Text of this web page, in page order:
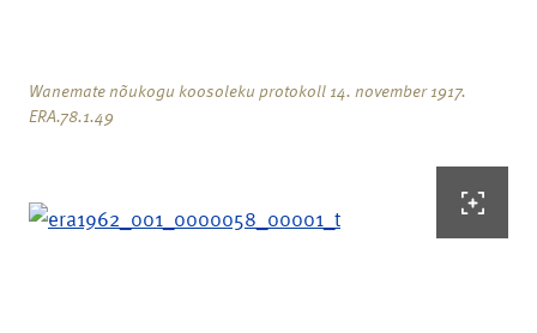
Wanemate nõukogu koosoleku protokoll 14. november 1917.
ERA.78.1.49